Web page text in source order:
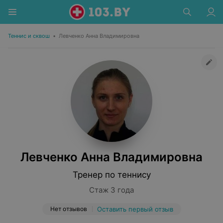
Теннис и сквош • Левченко Анна Владимировна
Левченко Анна Владимировна
Тренер по теннису
Стаж 3 года
Нет отзывов Оставить первый отзыв